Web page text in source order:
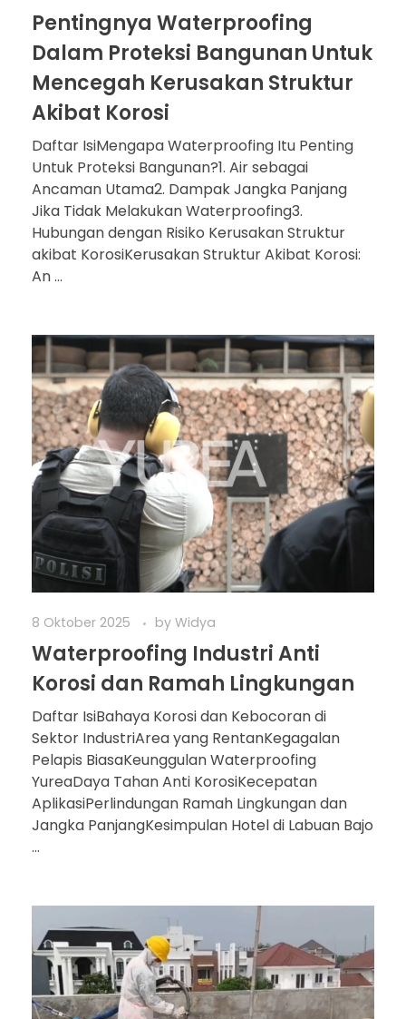
Pentingnya Waterproofing
Dalam Proteksi Bangunan Untuk
Mencegah Kerusakan Struktur
Akibat Korosi
Daftar IsiMengapa Waterproofing Itu Penting
Untuk Proteksi Bangunan?1. Air sebagai
Ancaman Utama2. Dampak Jangka Panjang
Jika Tidak Melakukan Waterproofing3.
Hubungan dengan Risiko Kerusakan Struktur
akibat KorosiKerusakan Struktur Akibat Korosi:
An ...
8 Oktober 2025 by Widya
Waterproofing Industri Anti
Korosi dan Ramah Lingkungan
Daftar IsiBahaya Korosi dan Kebocoran di
Sektor IndustriArea yang RentanKegagalan
Pelapis BiasaKeunggulan Waterproofing
YureaDaya Tahan Anti KorosiKecepatan
AplikasiPerlindungan Ramah Lingkungan dan
Jangka PanjangKesimpulan Hotel di Labuan Bajo
...